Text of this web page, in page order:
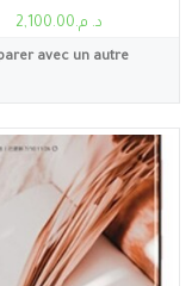
د. م.2,100.00
avec un autre